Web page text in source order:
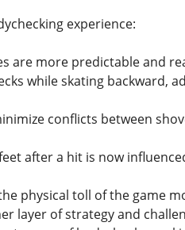
experience:
are more predictable and
while skating backward,
conflicts between
after a hit is now
physical toll of the game
layer of strategy and